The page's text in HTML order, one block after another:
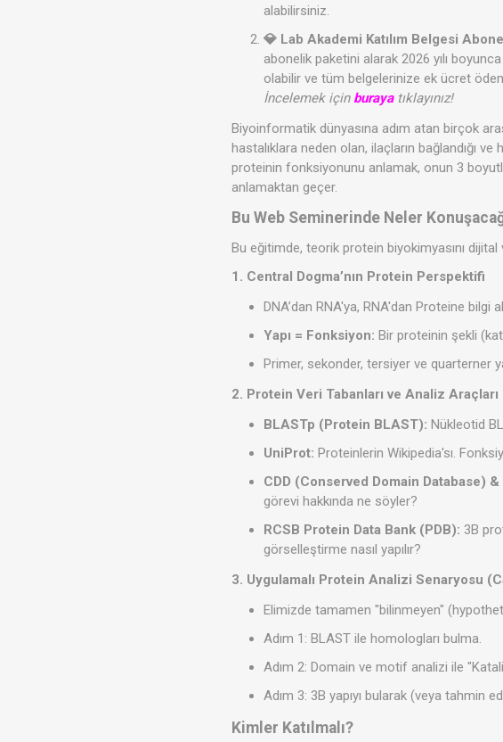
alabilirsiniz.
💎 Lab Akademi Katılım Belgesi
abonelik paketini alarak 2026 yılı
olabilir ve tüm belgelerinize ek ücret
İncelemek için burayatıklayınız!
Biyoinformatik dünyasına adım atan birçok
hastalıklara neden olan, ilaçların bağlandığı
proteinin fonksiyonunu anlamak, onun 3
anlamaktan geçer.
Bu Web Seminerinde Neler
Bu eğitimde, teorik protein biyokimyasını
1. Central Dogma’nın Protein Perspektifi
DNA’dan RNA'ya, RNA'dan Proteine bilgi
Yapı = Fonksiyon: Bir proteinin şekli
Primer, sekonder, tersiyer ve quarterner
2. Protein Veri Tabanları ve Analiz Araçları
BLASTp (Protein BLAST): Nükleotid
UniProt: Proteinlerin Wikipedia'sı.
CDD (Conserved Domain Database)
görevi hakkında ne söyler?
RCSB Protein Data Bank (PDB): 3B
görselleştirme nasıl yapılır?
3. Uygulamalı Protein Analizi Senaryosu
Elimizde tamamen "bilinmeyen"
Adım 1: BLAST ile homologları bulma.
Adım 2: Domain ve motif analizi ile
Adım 3: 3B yapıyı bularak (veya tahmin
Kimler Katılmalı?